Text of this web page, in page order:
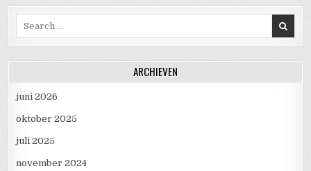
ARCHIEVEN
juni 2026
oktober 2025
juli 2025
november 2024